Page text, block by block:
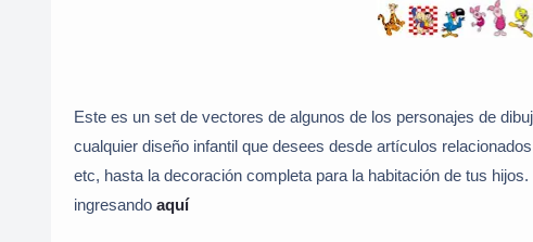
Este es un set de vectores de algunos de los personajes de
cualquier diseño infantil que desees desde artículos
etc, hasta la decoración completa para la habitación de tus
ingresando aquí